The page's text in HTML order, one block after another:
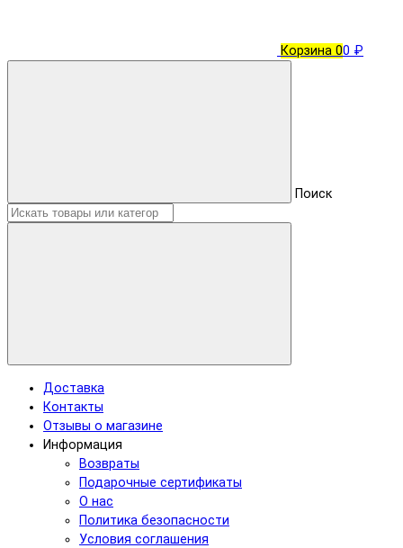
Корзина 00 ₽
Поиск
Доставка
Контакты
Отзывы о магазине
Информация
Возвраты
Подарочные сертификаты
О нас
Политика безопасности
Условия соглашения